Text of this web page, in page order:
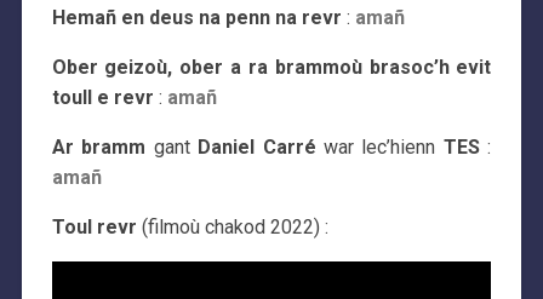
Hemañ en deus na penn na revr : amañ
Ober geizoù, ober a ra brammoù brasoc’h evit
toull e revr : amañ
Ar bramm gant Daniel Carré war lec’hienn TES:
amañ
Toul revr (filmoù chakod 2022) :